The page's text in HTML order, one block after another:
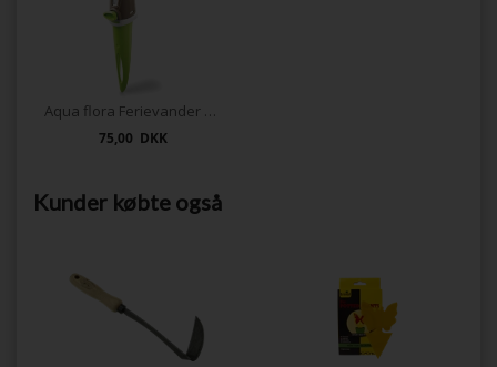
Aqua flora Ferievander – Selv-vandingsspyd
75,00 DKK
Kunder købte også